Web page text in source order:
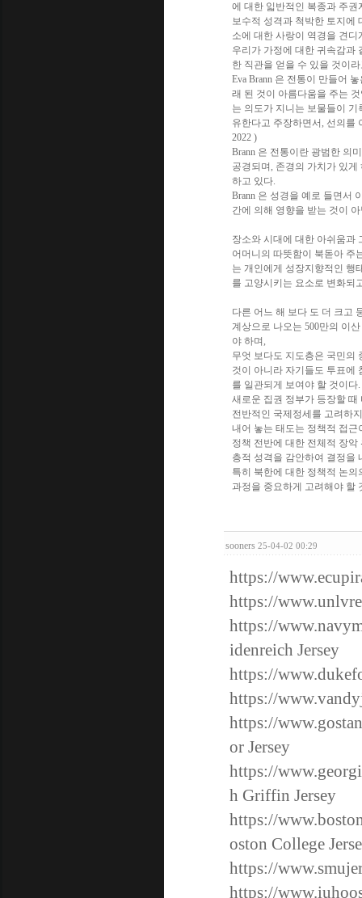
에 대한 읿반적인 복종과 주
보수적 성격과 척박한 토지에
소에 대한 사랑이 역경을 견
우리가 가정에 대한 귀속감과
한 직관을 얻을 수 있을 것이
Eva Brann 은 전통이 만들어
래 된 것이 아름다움을 주는
는 의도가 지니는 보물들이
유한다고 주장하면서, 선의를
2022 )
Brann 은 전통이란 광범한 의
공경되며, 존경의 가치가 있
하고 있다.
Brann 은 성경을 예로 들면서
간에 의해 영향을 받는 것이
장소와 시대에 대한 아쉬움과
어머니의 따뜻함이 북돋아 주
는 개인에게 성장지향적인 행
를 고양시키는 요소로 변화되
다른 어느 해 보다 도 더 크고
계상으로 나오는 500만의 이
야 하며,
무엇 보다도 지도층은 국민의
것이 아니라 자기들도 투표에
를 일관되게 보여야 할 것이다.
새로운 집권 정부가 등장할 때
전반적인 국제정세를 고려하
내어 놓는 태도는 정책적 접
정책 전반에 대한 전체적 장
층적 성격을 감안하여 결정을
특히 북한에 대한 정책적 논
과정을 중요하게 고려해야 할
sooners 25-04-02 00:29
https://
https://
https://
idenreich Jersey
https://
https://
https://
or Jersey
https://
h Griffin Jersey
https://
oston College
https://
https://